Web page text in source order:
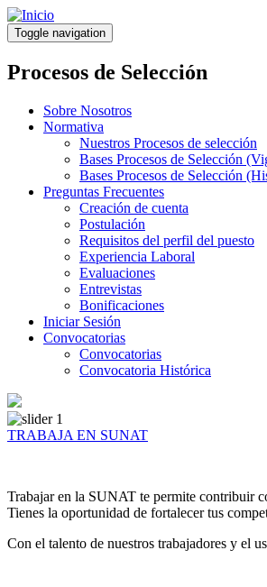
Pasar
al
contenido
principal
Toggle navigation
Procesos de Selección
Sobre Nosotros
Normativa
Nuestros Procesos de selección
Bases Procesos de Selección
Bases Procesos de Selección
Preguntas Frecuentes
Creación de cuenta
Postulación
Requisitos del perfil del puesto
Experiencia Laboral
Evaluaciones
Entrevistas
Bonificaciones
Iniciar Sesión
Convocatorias
Convocatorias
Convocatoria Histórica
TRABAJA EN SUNAT
Trabajar en la SUNAT te permite contribuir
Tienes la oportunidad de fortalecer tus
Con el talento de nuestros trabajadores y el